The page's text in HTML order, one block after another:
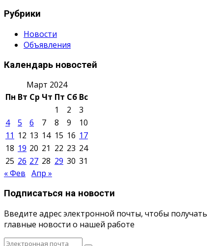
Рубрики
Новости
Объявления
Календарь новостей
Март 2024
Пн Вт Ср Чт Пт Сб Вс
1
2
3
4
5 6 7 8 9
10
11 12 13 14 15 16 17
18 19 20 21 22 23 24
25 26 27 28 29 30 31
« Фев Апр »
Подписаться на новости
Введите адрес электронной почты, чтобы получать
главные новости о нашей работе